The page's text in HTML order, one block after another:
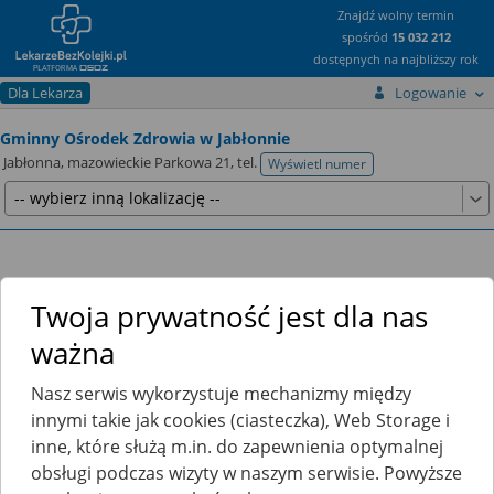
Znajdź wolny termin
spośród 15 032 212
dostępnych na najbliższy rok
Dla Lekarza Logowanie
Gminny Ośrodek Zdrowia w Jabłonnie
Jabłonna, mazowieckie Parkowa 21, tel. Wyświetl numer
telefonu
Lekarze O placówce
Terminarze
Poradnia (gabinet) Lekarza POZ
Katarzyna Błazik-Kąkol
Twoja prywatność jest dla nas
ważna
Nasz serwis wykorzystuje mechanizmy między
innymi takie jak cookies (ciasteczka), Web Storage i
inne, które służą m.in. do zapewnienia optymalnej
obsługi podczas wizyty w naszym serwisie. Powyższe